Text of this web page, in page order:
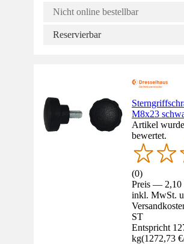
Nicht online bestellbar
Reservierbar
M8x23
Artikel
bewertet.
(0)
Preis — 2,10
inkl. MwSt.
ST
Entspricht
kg(1272,73 €